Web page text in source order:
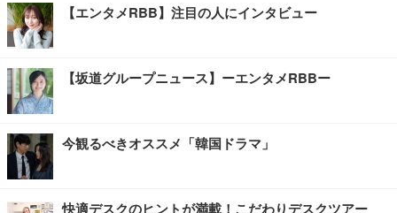
【エンタメRBB】注目の人にインタビュー
【坂道グループニュース】ーエンタメRBBー
今観るべきオススメ「韓国ドラマ」
快適デスクのヒントが満載！こだわりデスクツアー